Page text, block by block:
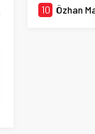
10 Özhan